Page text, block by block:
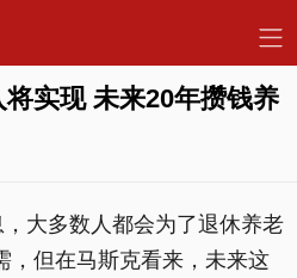
实现 未来20年攒钱养
大多数人都会为了退休养老
，但在马斯克看来，未来这